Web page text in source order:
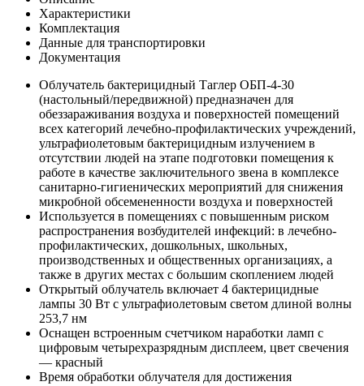
Характеристики
Комплектация
Данные для транспортировки
Документация
Облучатель бактерицидный Таглер ОБП-4-30
(настольный/передвижной) предназначен для
обеззараживания воздуха и поверхностей помещений
всех категорий лечебно-профилактических учреждений,
ультрафиолетовым бактерицидным излучением в
отсутствии людей на этапе подготовки помещения к
работе в качестве заключительного звена в комплексе
санитарно-гигиенических мероприятий для снижения
микробной обсемененности воздуха и поверхностей
Используется в помещениях с повышенным риском
распространения возбудителей инфекций: в лечебно-
профилактических, дошкольных, школьных,
производственных и общественных организациях, а
также в других местах с большим скоплением людей
Открытый облучатель включает 4 бактерицидные
лампы 30 Вт с ультрафиолетовым светом длиной волны
253,7 нм
Оснащен встроенным счетчиком наработки ламп с
цифровым четырехразрядным дисплеем, цвет свечения
— красный
Время обработки облучателя для достижения